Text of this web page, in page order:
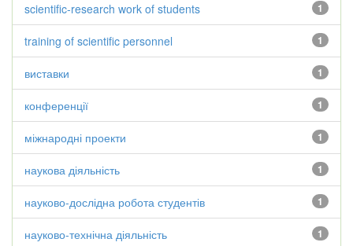
1
scientific-research work of students
1
training of scientific personnel
1
виставки
1
конференції
1
міжнародні проекти
1
наукова діяльність
1
науково-дослідна робота студентів
1
науково-технічна діяльність